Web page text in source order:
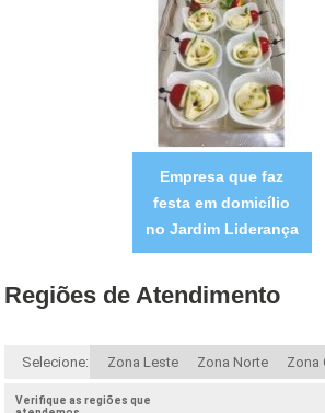
Empresa que faz
festa em domicílio
no Jardim Liderança
Regiões de Atendimento
Selecione: Zona Leste Zona Norte Zona
Verifique as regiões que